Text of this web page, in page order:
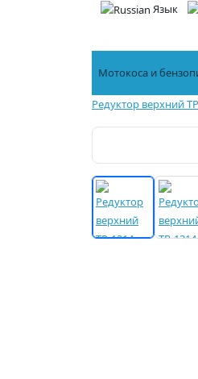
Язык
Мотокоса и
Редуктор верхний